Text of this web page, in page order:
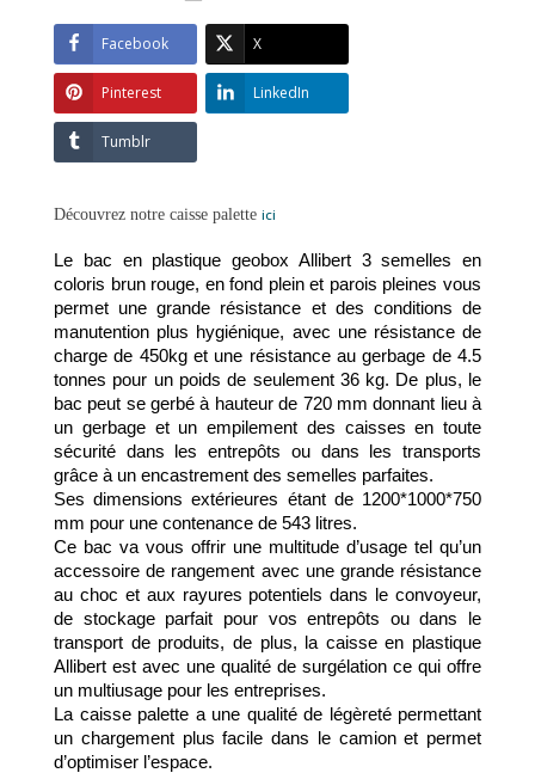
Facebook X
Pinterest LinkedIn
Tumblr
Découvrez notre caisse palette ici
Le bac en plastique geobox Allibert 3 semelles en
coloris brun rouge, en fond plein et parois pleines vous
permet une grande résistance et des conditions de
manutention plus hygiénique, avec une résistance de
charge de 450kg et une résistance au gerbage de 4.5
tonnes pour un poids de seulement 36 kg. De plus, le
bac peut se gerbé à hauteur de 720 mm donnant lieu à
un gerbage et un empilement des caisses en toute
sécurité dans les entrepôts ou dans les transports
grâce à un encastrement des semelles parfaites.
Ses dimensions extérieures étant de 1200*1000*750
mm pour une contenance de 543 litres.
Ce bac va vous offrir une multitude d’usage tel qu’un
accessoire de rangement avec une grande résistance
au choc et aux rayures potentiels dans le convoyeur,
de stockage parfait pour vos entrepôts ou dans le
transport de produits, de plus, la caisse en plastique
Allibert est avec une qualité de surgélation ce qui offre
un multiusage pour les entreprises.
La caisse palette a une qualité de légèreté permettant
un chargement plus facile dans le camion et permet
d’optimiser l’espace.